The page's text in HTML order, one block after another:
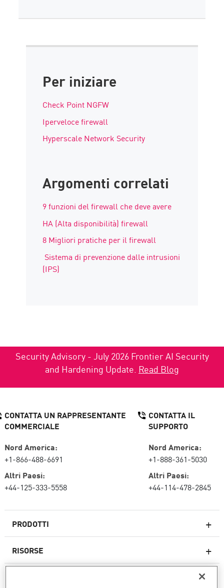
Per iniziare
Check Point NGFW
Iperveloce firewall
Hyperscale Network Security
Argomenti correlati
9 funzioni del firewall che deve avere
HA (Alta disponibilità) firewall
8 Migliori pratiche per il firewall
Sistema di prevenzione dalle intrusioni
(IPS)
Security Advisory - July 2026 Frontier AI Security
and Hardening Update. Read Blog
PRODOTTI
Firewall di nuova generazione
RISORSE
CONTATTA UN RAPPRESENTANTE
COMMERCIALE
Nord America:
+1-866-488-6691
Altri Paesi:
+44-125-333-5558
CONTATTA IL
SUPPORTO
Nord America:
+1-888-361-5030
Altri Paesi:
+44-114-478-2845